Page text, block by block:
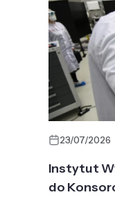
23/07/2026
Instytut
do